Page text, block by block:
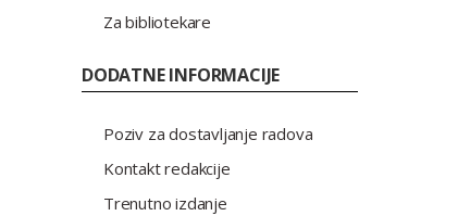
Za bibliotekare
DODATNE INFORMACIJE
Poziv za dostavljanje radova
Kontakt redakcije
Trenutno izdanje